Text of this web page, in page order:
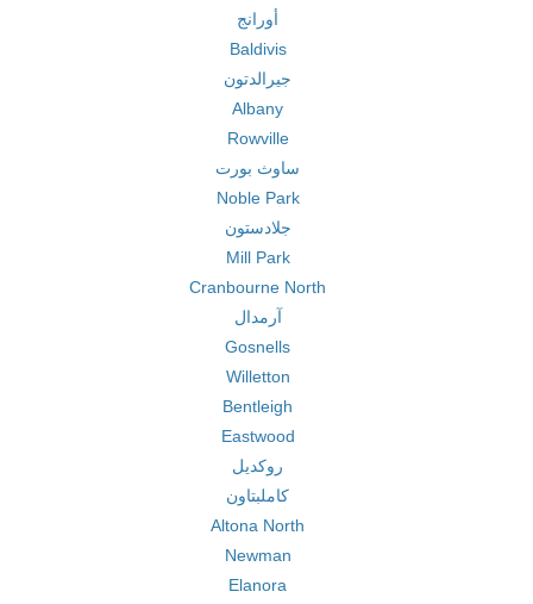
أورانج
Baldivis
جيرالدتون
Albany
Rowville
ساوث بورت
Noble Park
جلادستون
Mill Park
Cranbourne North
آرمدال
Gosnells
Willetton
Bentleigh
Eastwood
روكديل
كاملبتاون
Altona North
Newman
Elanora